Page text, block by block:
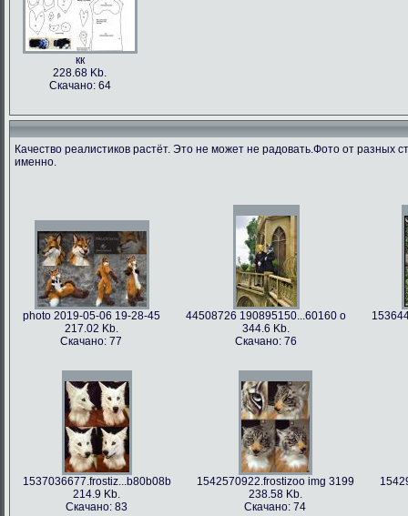
кк
228.68 Kb.
Скачано: 64
Качество реалистиков растёт. Это не может не радовать.Фото от разных
именно.
photo 2019-05-06 19-28-45
217.02 Kb.
Скачано: 77
44508726 190895150...60160 o
344.6 Kb.
Скачано: 76
1537036677.frostiz...b80b08b
214.9 Kb.
Скачано: 83
1542570922.frostizoo img 3199
238.58 Kb.
Скачано: 74